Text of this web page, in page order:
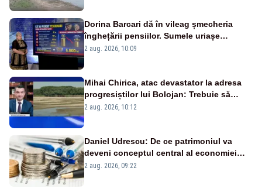
Dorina Barcari dă în vileag șmecheria
înghețării pensiilor. Sumele uriașe
pierdute de fiecare român
2 aug. 2026, 10:09
Mihai Chirica, atac devastator la adresa
progresiștilor lui Bolojan: Trebuie să
protejăm și natura, dar nu șținem omaneii
2 aug. 2026, 10:12
Daniel Udrescu: De ce patrimoniul va
deveni conceptul central al economiei
viitoare?
2 aug. 2026, 09:22